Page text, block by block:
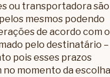
ou transportadora são
mesmos podendo
de acordo com o
pelo destinatário –
pois esses prazos
no momento da